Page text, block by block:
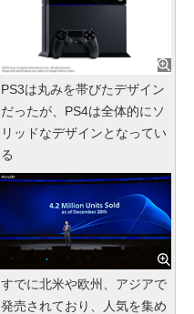
PS3は丸みを帯びたデザイン
だったが、PS4は全体的にソ
リッドなデザインとなってい
る
すでに北米や欧州、アジアで
発売されており、人気を集め